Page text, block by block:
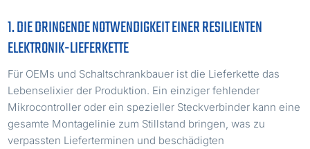
1. DIE DRINGENDE NOTWENDIGKEIT EINER RESILIENTEN
ELEKTRONIK-LIEFERKETTE
Für OEMs und Schaltschrankbauer ist die Lieferkette das
Lebenselixier der Produktion. Ein einziger fehlender
Mikrocontroller oder ein spezieller Steckverbinder kann eine
gesamte Montagelinie zum Stillstand bringen, was zu
verpassten Lieferterminen und beschädigten